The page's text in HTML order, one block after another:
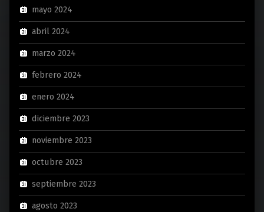
mayo 2024
abril 2024
marzo 2024
febrero 2024
enero 2024
diciembre 2023
noviembre 2023
octubre 2023
septiembre 2023
agosto 2023